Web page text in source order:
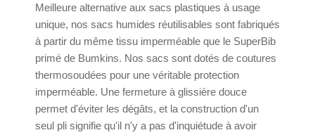
Meilleure alternative aux sacs plastiques à usage
unique, nos sacs humides réutilisables sont fabriqués
à partir du même tissu imperméable que le SuperBib
primé de Bumkins. Nos sacs sont dotés de coutures
thermosoudées pour une véritable protection
imperméable. Une fermeture à glissière douce
permet d'éviter les dégâts, et la construction d'un
seul pli signifie qu'il n'y a pas d'inquiétude à avoir